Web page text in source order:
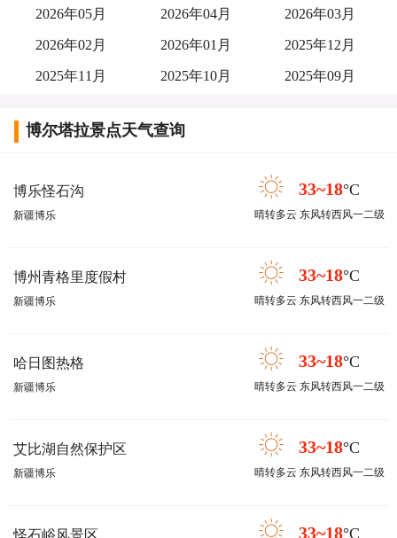
2026年05月 2026年04月 2026年03月
2026年02月 2026年01月 2025年12月
2025年11月 2025年10月 2025年09月
博尔塔拉景点天气查询
博乐怪石沟
新疆博乐
33~18°C
晴转多云 东风转西风一二级
博州青格里度假村
新疆博乐
33~18°C
晴转多云 东风转西风一二级
哈日图热格
新疆博乐
33~18°C
晴转多云 东风转西风一二级
艾比湖自然保护区
新疆博乐
33~18°C
晴转多云 东风转西风一二级
怪石峪风景区 33~18°C